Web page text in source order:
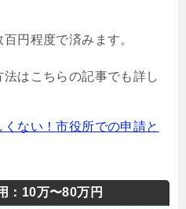
円程度で済みます。
はこちらの記事でも詳し
ない！市役所での申請と
：10万〜80万円